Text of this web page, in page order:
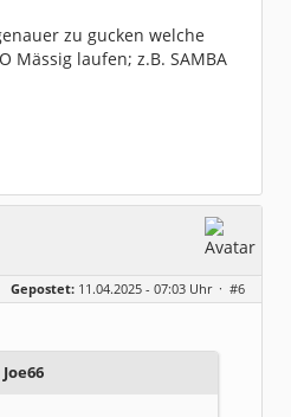
zu gucken welche
Mässig laufen; z.B. SAMBA
Gepostet: 11.04.2025 - 07:03 Uhr · #6